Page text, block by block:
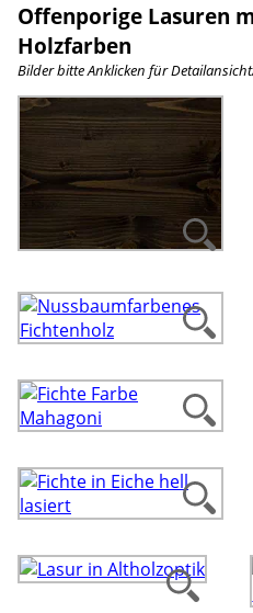
Offenporige Lasuren
Holzfarben
Bilder bitte Anklicken für